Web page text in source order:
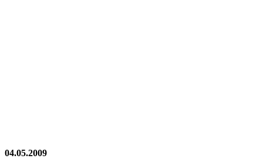
04.05.2009